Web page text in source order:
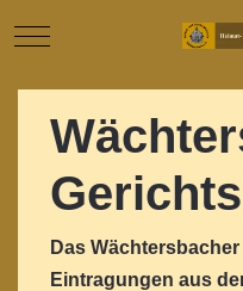
Mobile Menu Toggle
Das
Eintragungen aus